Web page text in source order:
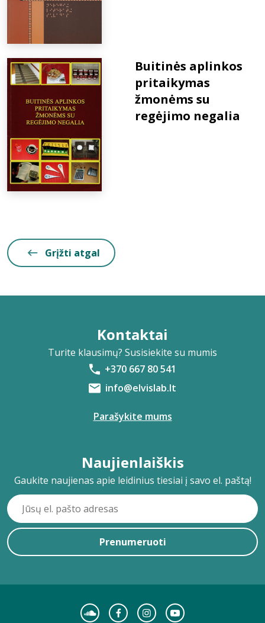
Buitinės aplinkos
pritaikymas
žmonėms su
regėjimo negalia
Grįžti atgal
Kontaktai
Turite klausimų? Susisiekite su mumis
+370 667 80 541
info@elvislab.lt
Parašykite mums
Naujienlaiškis
Gaukite naujienas apie leidinius tiesiai į savo el. paštą!
Prenumeruoti